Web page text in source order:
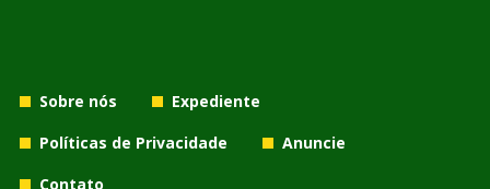
Sobre nós
Expediente
Políticas de Privacidade
Anuncie
Contato